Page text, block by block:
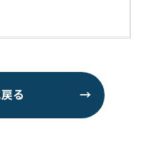
る →